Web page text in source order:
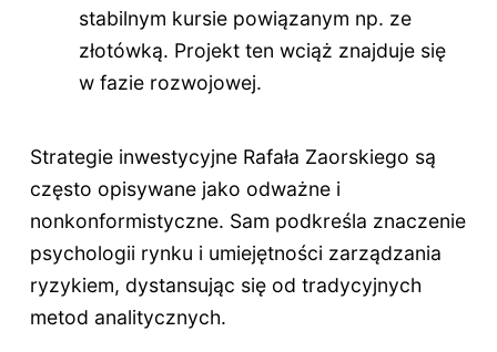
stabilnym kursie powiązanym np. ze
złotówką. Projekt ten wciąż znajduje się
w fazie rozwojowej.
Strategie inwestycyjne Rafała Zaorskiego są
często opisywane jako odważne i
nonkonformistyczne. Sam podkreśla znaczenie
psychologii rynku i umiejętności zarządzania
ryzykiem, dystansując się od tradycyjnych
metod analitycznych.